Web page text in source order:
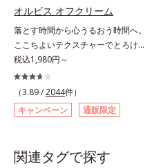
*7 乾燥による*8 保湿成分*9
キス配合＝うるおいを与えハリと透
明感に満ちた肌へ導く保湿成分
*10 メマツヨイグサ抽出液、スイ
カズラエキス配合＝角層のすみずみ
まで水分・油分を保ち、ハリ・ツヤ
を与える保湿成分*11 気持ちのこ
オルビス オフクリーム
落とす時間から心うるおう時間へ。
ここちよいテクスチャーでとろける
クレンジング。“落とすだけ”の時間
から、かけがえのないリラックスタ
イムへ―。忙しい日々を送る現代女
性にとって、クレンジングは“落と
すだけ”の作業になりがち。オルビ
レンジング。人が本能的にここちよ
税込1,980円～
（3.89 /2044件）
キャンペーン
通販限定
関連タグで探す